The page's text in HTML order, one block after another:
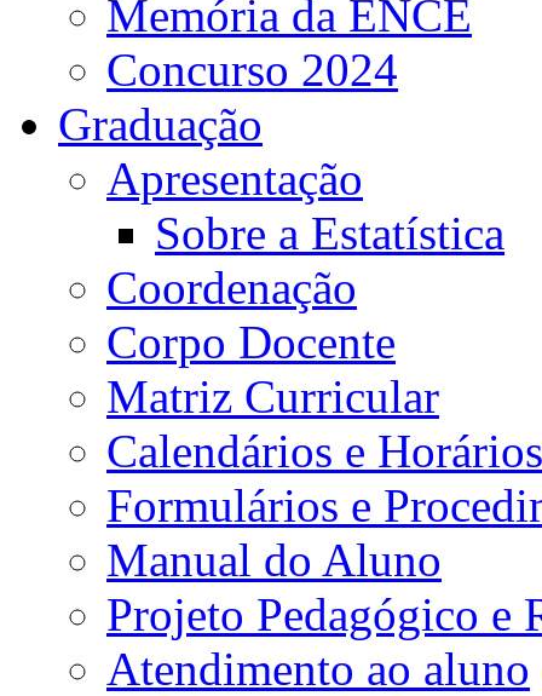
Memória da ENCE
Concurso 2024
Graduação
Apresentação
Sobre a Estatística
Coordenação
Corpo Docente
Matriz Curricular
Calendários e Horários
Formulários e
Manual do Aluno
Projeto Pedagógico e
Atendimento ao aluno